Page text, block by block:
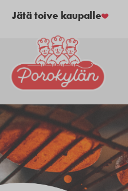
Jätä toive kaupalle